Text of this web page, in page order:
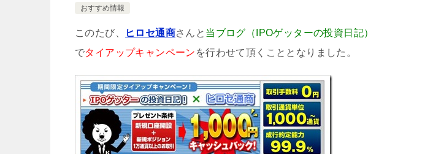
おすすめ情報
このたび、 ヒロセ通商さんと 当ブログ（IPOゲッターの投資日記）
でタイアップキャンペーン を行わせて頂くこととなりました。